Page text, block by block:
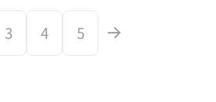
3 4 5